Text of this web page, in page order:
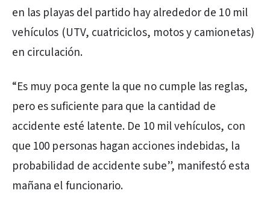
en las playas del partido hay alrededor de 10 mil
vehículos (UTV, cuatriciclos, motos y camionetas)
en circulación.
“Es muy poca gente la que no cumple las reglas,
pero es suficiente para que la cantidad de
accidente esté latente. De 10 mil vehículos, con
que 100 personas hagan acciones indebidas, la
probabilidad de accidente sube”, manifestó esta
mañana el funcionario.